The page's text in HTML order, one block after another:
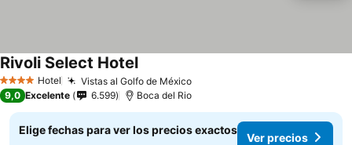
4 EstrellasHotel Vistas al Golfo de MéxicoVer precios
Rivoli Select HotelVer precios
9,0 Excelente 6.599 Boca del Rio
Elige fechas para ver los precios exactos
Ver precios